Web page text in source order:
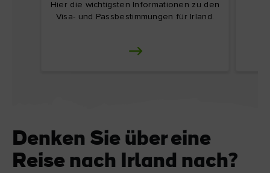
Hier die wichtigsten Informationen zu den
Visa- und Passbestimmungen für Irland.
Denken Sie über eine
Reise nach Irland nach?